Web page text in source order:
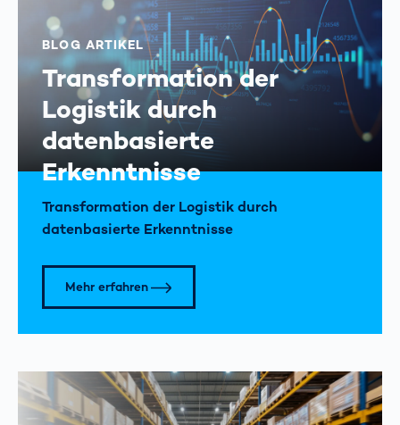
BLOG ARTIKEL
Transformation der
Logistik durch
datenbasierte
Erkenntnisse
Transformation der Logistik durch
datenbasierte Erkenntnisse
Mehr erfahren